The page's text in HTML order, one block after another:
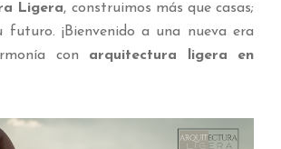
Ligera, construimos más que casas;
futuro. ¡Bienvenido a una nueva era
con arquitectura ligera en